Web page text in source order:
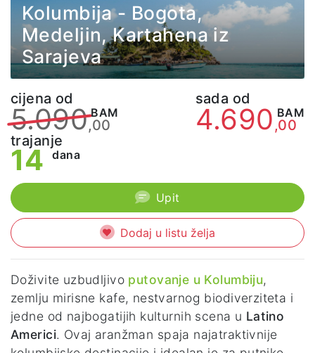
Kolumbija - Bogota,
Medeljin, Kartahena iz
Sarajeva
cijena od
5.090 BAM
,00
sada od
4.690 BAM
,00
trajanje
14 dana
Upit
Dodaj u listu želja
Doživite uzbudljivo putovanje u Kolumbiju,
zemlju mirisne kafe, nestvarnog biodiverziteta i
jedne od najbogatijih kulturnih scena u Latino
Americi. Ovaj aranžman spaja najatraktivnije